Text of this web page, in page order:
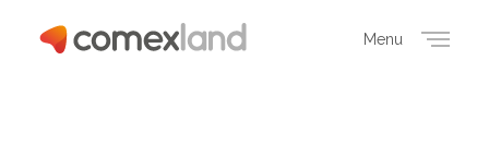
Menu